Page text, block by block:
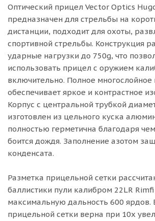
Оптический прицел Vector Optics
предназначен для стрельбы на
дистанции, подходит для охоты,
спортивной стрельбы. Конструкция
ударные нагрузки до 750g, что
использовать прицел с оружием
включительно. Полное многослойное
обеспечивает яркое и контрастное
Корпус с центральной трубкой
изготовлен из цельного куска
полностью герметична благодаря
боится дождя. Заполнение азотом
конденсата.
Разметка прицельной сетки
баллистики пули калибром 22LR
максимальную дальность 600 ярдов.
прицельной сетки верна при 10х